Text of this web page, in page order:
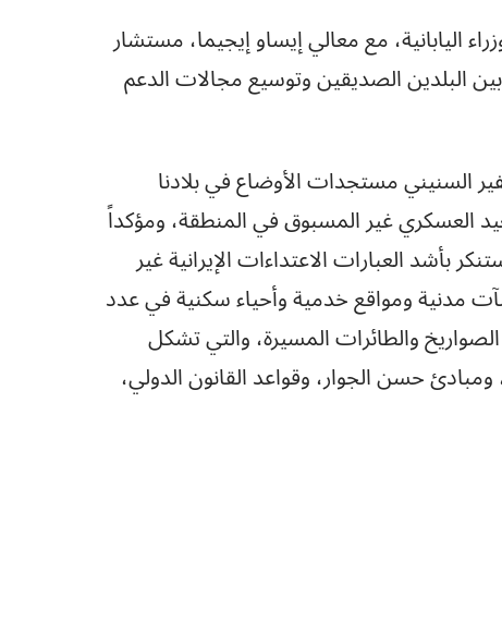
اليابانية، مع معالي إيساو إيجيما، مستشار
بين البلدين الصديقين وتوسيع مجالات الدعم
السنيني مستجدات الأوضاع في بلادنا
العسكري غير المسبوق في المنطقة، ومؤكداً
بأشد العبارات الاعتداءات الإيرانية غير
مدنية ومواقع خدمية وأحياء سكنية في عدد
والطائرات المسيرة، والتي تشكل
ومبادئ حسن الجوار، وقواعد القانون الدولي،